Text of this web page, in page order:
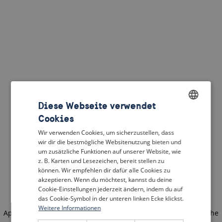
Application error: a client-side exception has occurred
(see the
DUTCH
FRENCH
GERMAN
Diese Webseite verwendet
Cookies
Wir verwenden Cookies, um sicherzustellen, dass
wir dir die bestmögliche Websitenutzung bieten und
um zusätzliche Funktionen auf unserer Website, wie
z. B. Karten und Lesezeichen, bereit stellen zu
können. Wir empfehlen dir dafür alle Cookies zu
akzeptieren. Wenn du möchtest, kannst du deine
Cookie-Einstellungen jederzeit ändern, indem du auf
das Cookie-Symbol in der unteren linken Ecke klickst.
Weitere Informationen